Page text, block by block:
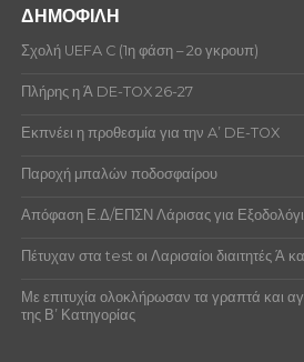
ΔΗΜΟΦΙΛΗ
Σχολή UEFA C (1η φάση – 2ο γκρουπ)
Πλήρης η Ά DE-TOX 26-27
Εκπνέει η προθεσμία για την A’ DE-TOX
Παροχή μπαλών ποδοσφαίρου
Απόφαση Ε.Δ/ΕΠΣΝ Λάρισας για
Πέτυχαν στα test οι Λαρισαίοι διαιτητές Ά
Με επιτυχία ολοκλήρωσαν τα γραπτά και
της Β’ Κατηγορίας